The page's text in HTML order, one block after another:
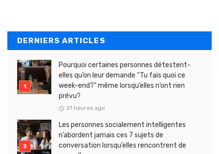
DERNIERS ARTICLES
Pourquoi certaines personnes détestent-
elles qu’on leur demande “Tu fais quoi ce
week-end?” même lorsqu’elles n’ont rien
prévu?
21 heures ago
Les personnes socialement intelligentes
n’abordent jamais ces 7 sujets de
conversation lorsqu’elles rencontrent de